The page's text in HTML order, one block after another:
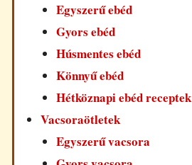
Egyszerű ebéd
Gyors ebéd
Húsmentes ebéd
Könnyű ebéd
Hétköznapi ebéd receptek
Vacsoraötletek
Egyszerű vacsora